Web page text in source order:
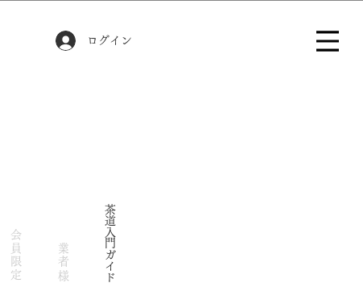
ログイン
会員限定 業者様 茶道入門ガイド